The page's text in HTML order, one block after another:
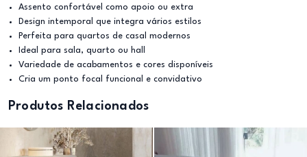
Assento confortável como apoio ou extra
Design intemporal que integra vários estilos
Perfeita para quartos de casal modernos
Ideal para sala, quarto ou hall
Variedade de acabamentos e cores disponíveis
Cria um ponto focal funcional e convidativo
Produtos Relacionados